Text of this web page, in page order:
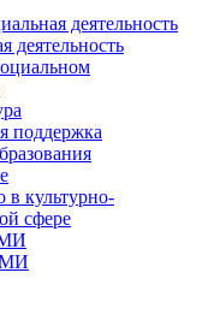
деятельность
деятельность
поддержка
в культурно-
сфере